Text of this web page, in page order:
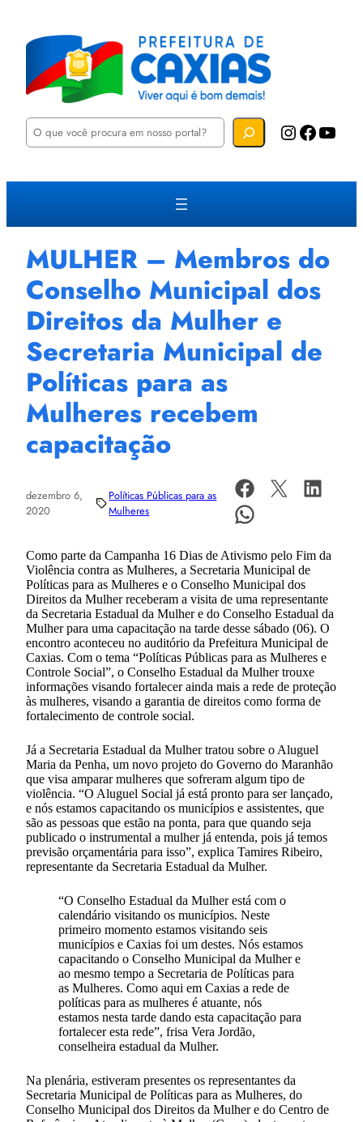
P
u
a
Instagram Facebook YouTube
MULHER – Membros do
Conselho Municipal dos
Direitos da Mulher e
Secretaria Municipal de
Políticas para as
Mulheres recebem
capacitação
dezembro 6,
2020
Políticas Públicas para as
Mulheres
Como parte da Campanha 16 Dias de Ativismo pelo Fim da
Violência contra as Mulheres, a Secretaria Municipal de
Políticas para as Mulheres e o Conselho Municipal dos
Direitos da Mulher receberam a visita de uma representante
da Secretaria Estadual da Mulher e do Conselho Estadual da
Mulher para uma capacitação na tarde desse sábado (06). O
encontro aconteceu no auditório da Prefeitura Municipal de
Caxias. Com o tema “Políticas Públicas para as Mulheres e
Controle Social”, o Conselho Estadual da Mulher trouxe
informações visando fortalecer ainda mais a rede de proteção
às mulheres, visando a garantia de direitos como forma de
fortalecimento de controle social.
Já a Secretaria Estadual da Mulher tratou sobre o Aluguel
Maria da Penha, um novo projeto do Governo do Maranhão
que visa amparar mulheres que sofreram algum tipo de
violência. “O Aluguel Social já está pronto para ser lançado,
e nós estamos capacitando os municípios e assistentes, que
são as pessoas que estão na ponta, para que quando seja
publicado o instrumental a mulher já entenda, pois já temos
previsão orçamentária para isso”, explica Tamires Ribeiro,
representante da Secretaria Estadual da Mulher.
“O Conselho Estadual da Mulher está com o
calendário visitando os municípios. Neste
primeiro momento estamos visitando seis
municípios e Caxias foi um destes. Nós estamos
capacitando o Conselho Municipal da Mulher e
ao mesmo tempo a Secretaria de Políticas para
as Mulheres. Como aqui em Caxias a rede de
políticas para as mulheres é atuante, nós
estamos nesta tarde dando esta capacitação para
fortalecer esta rede”, frisa Vera Jordão,
conselheira estadual da Mulher.
Na plenária, estiveram presentes os representantes da
Secretaria Municipal de Políticas para as Mulheres, do
Conselho Municipal dos Direitos da Mulher e do Centro de